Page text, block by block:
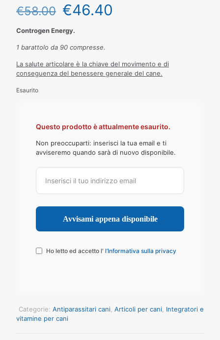
€58.00 €46.40
Controgen Energy.
1 barattolo da 90 compresse.
La salute articolare è la chiave del movimento e di
conseguenza del benessere generale del cane.
Esaurito
Questo prodotto è attualmente esaurito.
Non preoccuparti: inserisci la tua email e ti
avviseremo quando sarà di nuovo disponibile.
Ho letto ed accetto l' l’Informativa sulla privacy
Categorie: Antiparassitari cani Articoli per cani Integratori e
vitamine per cani